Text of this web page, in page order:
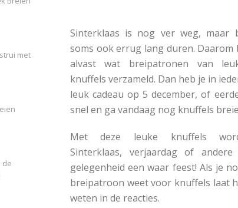
Sinterklaas is nog ver weg, maar
soms ook errug lang duren. Daarom
alvast wat breipatronen van
knuffels verzameld. Dan heb je in
leuk cadeau op 5 december, of
snel en ga vandaag nog knuffels
Met deze leuke knuffels
Sinterklaas, verjaardag of andere
gelegenheid een waar feest! Als je
breipatroon weet voor knuffels laat
weten in de reacties.
met
de